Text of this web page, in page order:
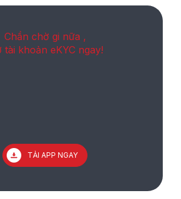
Chần chờ gi nữa ,
tài khoản eKYC ngay!
TẢI APP NGAY